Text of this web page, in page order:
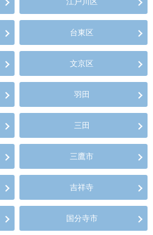
台東区
文京区
羽田
三田
三鷹市
吉祥寺
国分寺市